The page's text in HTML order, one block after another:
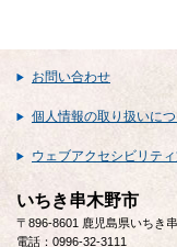
お問い合わせ
個人情報の取り扱いに
ウェブアクセシビリテ
いちき串木野市
〒896-8601 鹿児島県いちき
電話：0996-32-3111